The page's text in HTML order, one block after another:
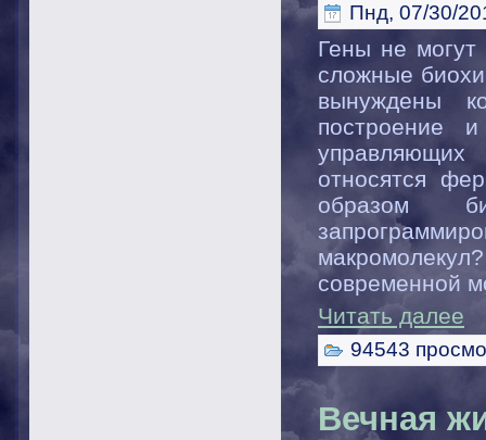
Пнд, 07/30/
Гены не могут
сложные
вынуждены
построение
относятся
образом
современной
Читать далее
94543
Вечная